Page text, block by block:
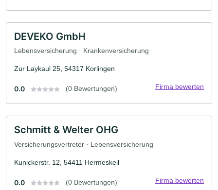
DEVEKO GmbH
Lebensversicherung · Krankenversicherung
Zur Laykaul 25, 54317 Korlingen
0.0 (0 Bewertungen) Firma bewerten
Schmitt & Welter OHG
Versicherungsvertreter · Lebensversicherung
Kunickerstr. 12, 54411 Hermeskeil
0.0 (0 Bewertungen) Firma bewerten